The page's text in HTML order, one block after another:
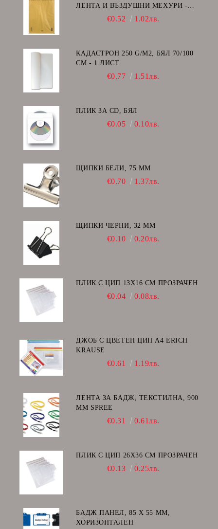
ЛЕНТА И ВЪЗДУШНИ МЕХУРИ -
€0.52 1.02лв.
КАДАСТРОН 250 G/M2, БЯЛ 70/100
СМ - 1 ЛИСТ
€0.77 1.51лв.
ПЛИК ЗА CD, БЯЛ
€0.05 0.10лв.
ЩИПКИ БЕЛИ, 75 ММ
€0.70 1.37лв.
ЩИПКИ ЧЕРНИ, 32 ММ
€0.10 0.20лв.
ПЛИК С ЦИП 13X16 CM ПРОЗРАЧЕН
€0.04 0.08лв.
ДЖОБ С ЦВЕТЕН ЦИП А4 ERICH
KRAUSE
€0.61 1.19лв.
ЛЕНТА ЗА БАДЖ, ТЕКСТИЛНА, 900
ММ SPREE
€0.31 0.61лв.
ПЛИК С ЦИП 26X36 CM ПРОЗРАЧЕН
€0.13 0.25лв.
БАДЖ ПАНЕЛ, 85 Х 55 ММ,
ХОРИЗОНТАЛЕН